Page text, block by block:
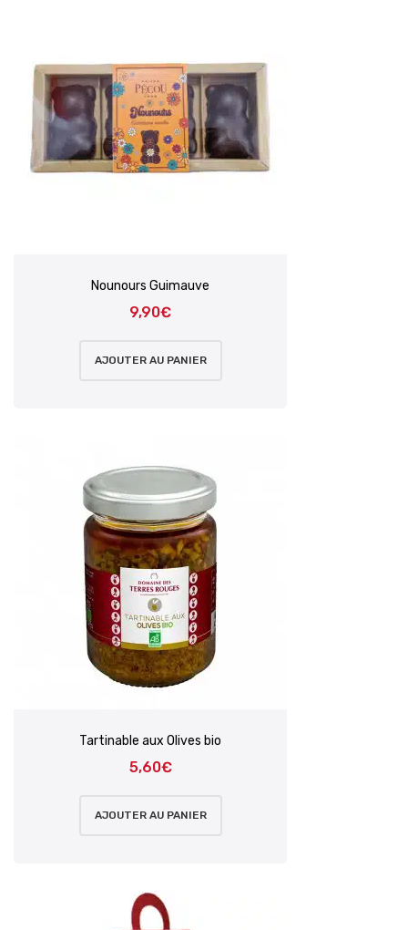
Nounours Guimauve
9,90€
AJOUTER AU PANIER
Tartinable aux Olives bio
5,60€
AJOUTER AU PANIER